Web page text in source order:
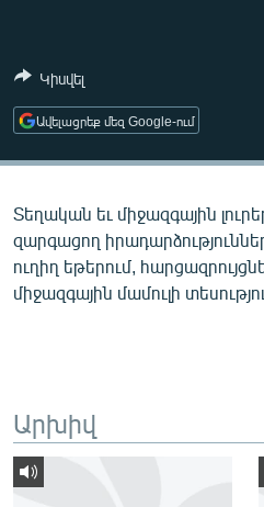
ՄԵԿՆԱԲԱՆՈՒԹՅՈՒՆ
ԿՈՐՈՆԱՎԻՐՈՒՍ
ԱՐԽԻՎ
ՏԵՍԱՆՅՈՒԹԵՐ
ՓՈԴՔԱՍԹ
Հայերեն
Կիսվել
Ավելացրեք մեզ Google-ում
Տեղական եւ միջազգային
զարգացող
ուղիղ եթերում,
միջազգային մամուլի
Արխիվ